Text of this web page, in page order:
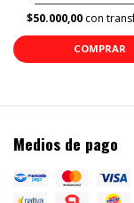
$50.000,00con
COMPRAR
Medios de pago